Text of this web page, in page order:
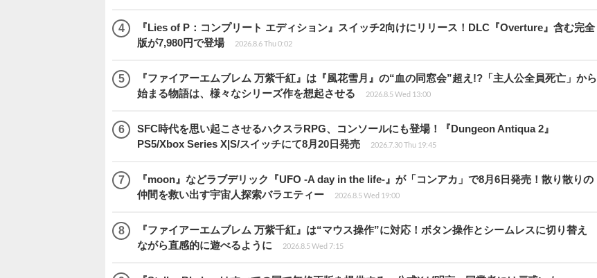
『Lies of P：コンプリート エディション』スイッチ2向けにリリース！DLC『Overture』含む完全
版が7,980円で登場
2026.8.6 Thu 0:02
『ファイアーエムブレム 万紫千紅』は『風花雪月』の“血の同窓会”超え!?「主人公全員死亡」から
始まる物語は、様々なシリーズ作を想起させる
2026.8.5 Wed 13:00
SFC時代を思い起こさせるハクスラRPG、コンソールにも登場！『Dungeon Antiqua 2』
PS5/Xbox Series X|S/スイッチにて8月20日発売
2026.7.30 Thu 19:45
『moon』などラブデリック『UFO -A day in the life-』が「コンアカ」で8月6日発売！散り散りの
仲間を救い出す宇宙人探索バラエティー
2026.8.5 Wed 19:00
『ファイアーエムブレム 万紫千紅』は“マウス操作”に対応！ボタン操作とシームレスに切り替え
ながら直感的に遊べるように
2026.8.5 Wed 7:15